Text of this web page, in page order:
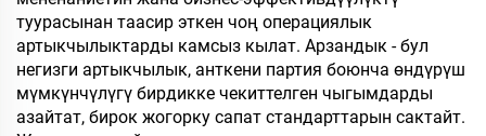
жеке логотип менен
авиакомпаниялар үчүн
шлепкилер
туурасынан таасир эткен чоң операциялык
артыкчылыктарды камсыз кылат. Арзандык - бул
негизги артыкчылык, анткени партия боюнча өндүрүш
мүмкүнчүлүгү бирдикке чекиттелген чыгымдарды
азайтат, бирок жогорку сапат стандарттарын сактайт.